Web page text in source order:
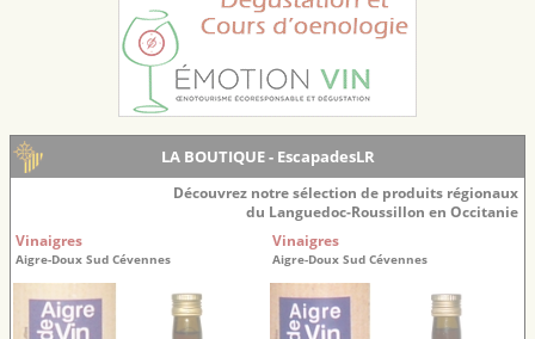
LA BOUTIQUE - EscapadesLR
Découvrez notre sélection de produits régionaux
du Languedoc-Roussillon en Occitanie
Vinaigres
Aigre-Doux Sud Cévennes
Vinaigres
Aigre-Doux Sud Cévennes